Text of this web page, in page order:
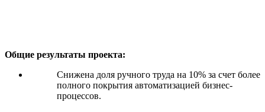
Общие результаты проекта:
Снижена доля ручного труда на 10% за счет более
полного покрытия автоматизацией бизнес-
процессов.